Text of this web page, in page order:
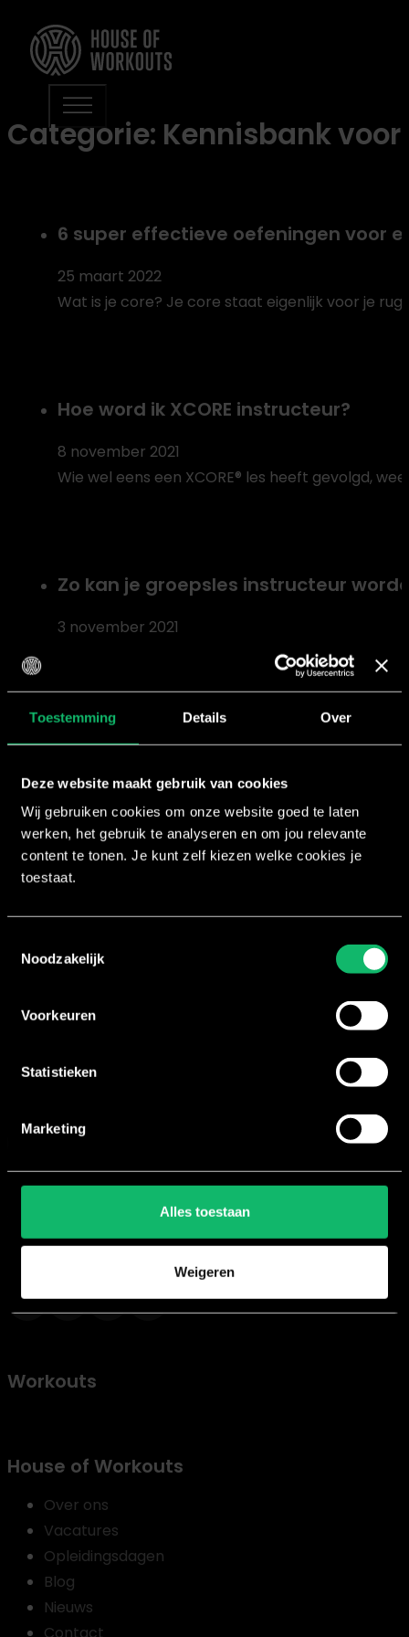
Toestemming Details Over
Deze website maakt gebruik van cookies
Wij gebruiken cookies om onze website goed te laten
werken, het gebruik te analyseren en om jou relevante
content te tonen. Je kunt zelf kiezen welke cookies je
toestaat.
Noodzakelijk
Voorkeuren
Statistieken
Marketing
Alles toestaan
Weigeren
Categorie: Kennisbank
6 super effectieve oefeningen voor
25 maart 2022
Wat is je core? Je core staat eigenlijk voor je
Hoe word ik XCORE instructeur?
8 november 2021
Wie wel eens een XCORE® les heeft gevolgd,
Zo kan je groepsles instructeur
3 november 2021
Is het jouw droom om groepsles instructeur te
6 oktober 2021
Groepslessen zijn een echte must voor jouw
Na een aantal jaar succesvol XCORE® op de
Al ruim 20 jaar werken wij bij House of Workouts aan het
verwezenlijken van onze missie om
creëren waar kwaliteit, resultaat en FUN centraal
Workouts
House of Workouts
Over ons
Vacatures
Opleidingsdagen
Blog
Nieuws
Contact